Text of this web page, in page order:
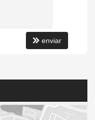
enviar